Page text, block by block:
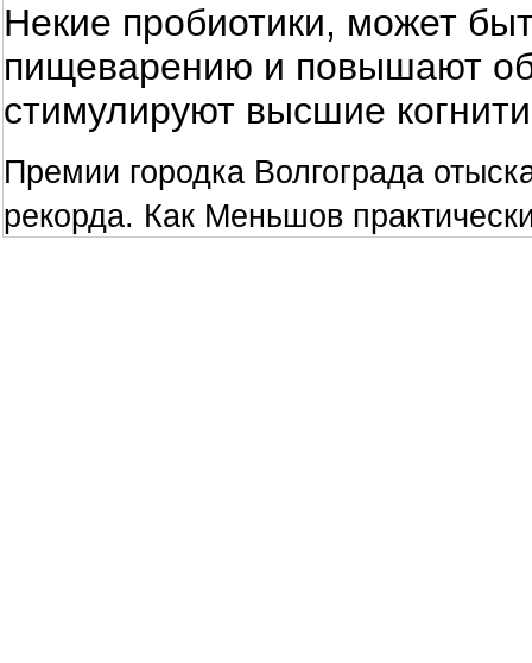
Некие пробиотики, может
пищеварению и повышают
стимулируют высшие
Премии городка Волгограда
рекорда. Как Меньшов